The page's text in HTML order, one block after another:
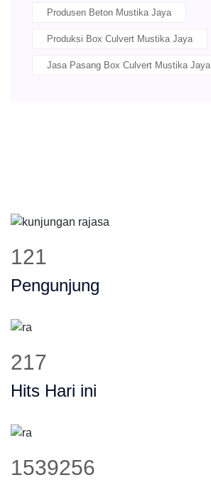
Produsen Beton Mustika Jaya
Produksi Box Culvert Mustika Jaya
Jasa Pasang Box Culvert Mustika Jaya
154
Pengunjung
277
Hits Hari ini
1972355